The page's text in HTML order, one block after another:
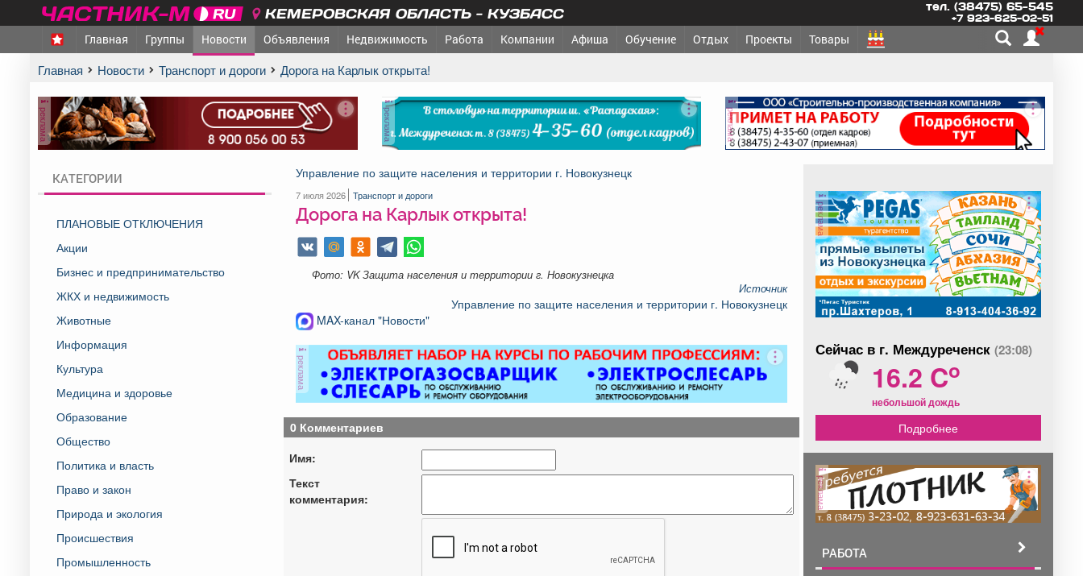
КЕМЕРОВСКАЯ ОБЛАСТЬ - КУЗБАСС тел. (38475) 65-545
+7 923-625-02-51
Главная Группы Новости Объявления Недвижимость Работа Компании Афиша Обучение Отдых Проекты Товары
Главная Новости Транспорт и дороги Дорога на Карлык открыта!
реклама реклама реклама
КАТЕГОРИИ
ПЛАНОВЫЕ ОТКЛЮЧЕНИЯ
Акции
Бизнес и предпринимательство
ЖКХ и недвижимость
Животные
Информация
Культура
Медицина и здоровье
Образование
Общество
Политика и власть
Право и закон
Природа и экология
Происшествия
Промышленность
Управление по защите населения и территории г. Новокузнецк
7 июля 2026 Транспорт и дороги
Дорога на Карлык открыта!
Фото: VK Защита населения и территории г. Новокузнецка
Источник
Управление по защите населения и территории г. Новокузнецк
MAX-канал "Новости"
реклама
0 Комментариев
Имя:
Текст
комментария:
реклама
Сейчас в г. Междуреченск (23:08)
16.2 Co
небольшой дождь
Подробнее
реклама
РАБОТА